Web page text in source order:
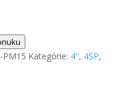
PM15 Kategórie: 4'', 4SP,